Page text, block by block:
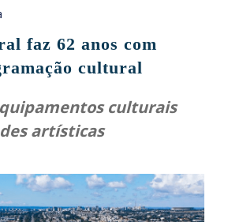
faz 62 anos com
cultural
culturais
artísticas